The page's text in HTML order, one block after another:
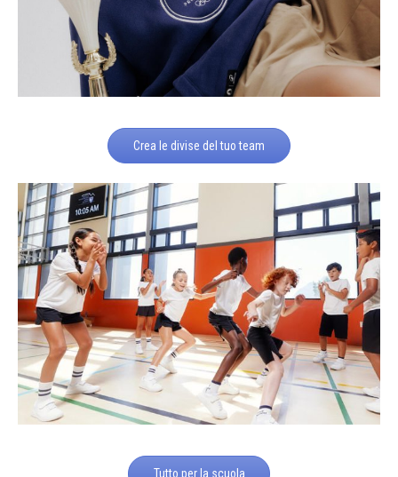
Crea le divise del tuo team
Tutto per la scuola